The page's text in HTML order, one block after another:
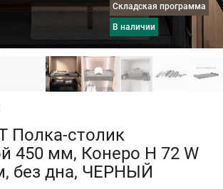
Складская программа
в наличии
столик
450 мм, Конеро H 72 W
без дна, ЧЕРНЫЙ